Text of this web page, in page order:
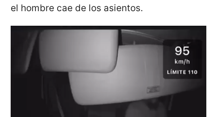
el hombre cae de los asientos.
Reproductor
vídeo